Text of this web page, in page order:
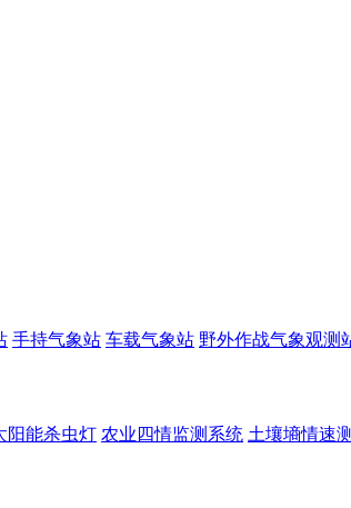
手持气象站 车载气象站 野外作战气象观测
阳能杀虫灯 农业四情监测系统 土壤墒情速